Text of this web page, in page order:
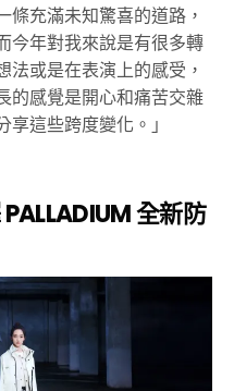
條充滿未知驚喜的道路，
今年對我來說是有很多轉
法或是在表演上的感受，
的感覺是開心和痛苦交雜
享這些跨度變化。」
PALLADIUM全新防